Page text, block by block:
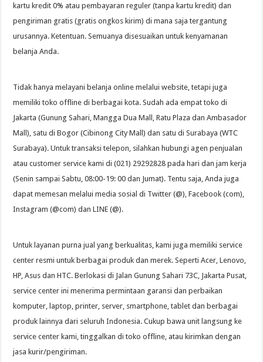
kartu kredit 0% atau pembayaran reguler (tanpa kartu kredit) dan
pengiriman gratis (gratis ongkos kirim) di mana saja tergantung
urusannya. Ketentuan. Semuanya disesuaikan untuk kenyamanan
belanja Anda.
Tidak hanya melayani belanja online melalui website, tetapi juga
memiliki toko offline di berbagai kota. Sudah ada empat toko di
Jakarta (Gunung Sahari, Mangga Dua Mall, Ratu Plaza dan Ambasador
Mall), satu di Bogor (Cibinong City Mall) dan satu di Surabaya (WTC
Surabaya). Untuk transaksi telepon, silahkan hubungi agen penjualan
atau customer service kami di (021) 29292828 pada hari dan jam kerja
(Senin sampai Sabtu, 08:00-19: 00 dan Jumat). Tentu saja, Anda juga
dapat memesan melalui media sosial di Twitter (@), Facebook (com),
Instagram (@com) dan LINE (@).
Untuk layanan purna jual yang berkualitas, kami juga memiliki service
center resmi untuk berbagai produk dan merek. Seperti Acer, Lenovo,
HP, Asus dan HTC. Berlokasi di Jalan Gunung Sahari 73C, Jakarta Pusat,
service center ini menerima permintaan garansi dan perbaikan
komputer, laptop, printer, server, smartphone, tablet dan berbagai
produk lainnya dari seluruh Indonesia. Cukup bawa unit langsung ke
service center kami, tinggalkan di toko offline, atau kirimkan dengan
jasa kurir/pengiriman.